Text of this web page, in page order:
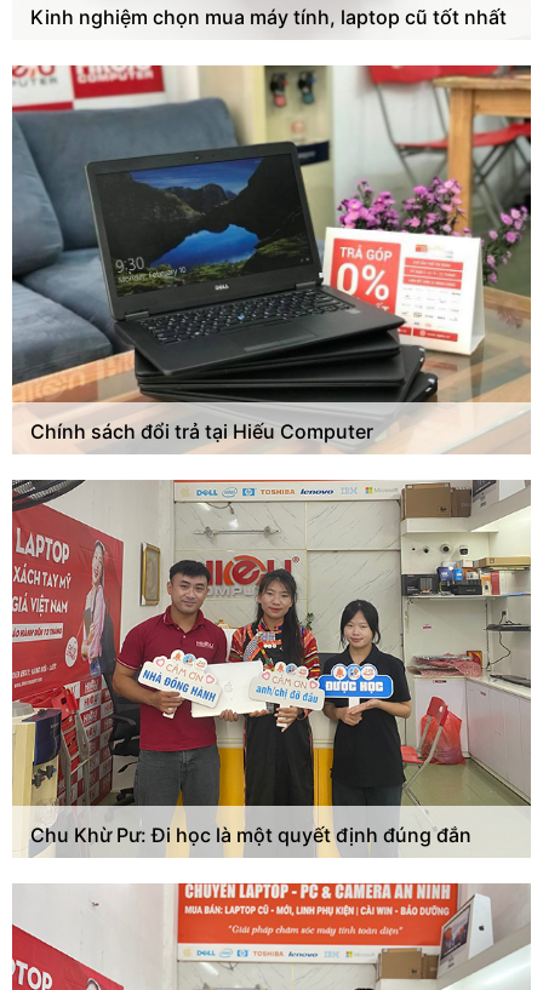
Kinh nghiệm chọn mua máy tính, laptop cũ tốt nhất
Chính sách đổi trả tại Hiếu Computer
Chu Khừ Pư: Đi học là một quyết định đúng đắn